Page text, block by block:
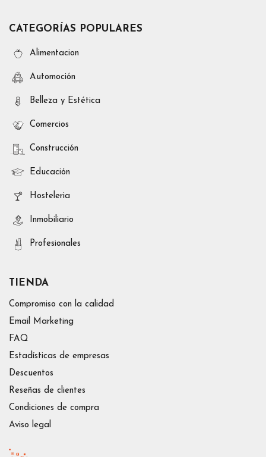
CATEGORÍAS POPULARES
Alimentacion
Automoción
Belleza y Estética
Comercios
Construcción
Educación
Hosteleria
Inmobiliario
Profesionales
TIENDA
Compromiso con la calidad
Email Marketing
FAQ
Estadísticas de empresas
Descuentos
Reseñas de clientes
Condiciones de compra
Aviso legal